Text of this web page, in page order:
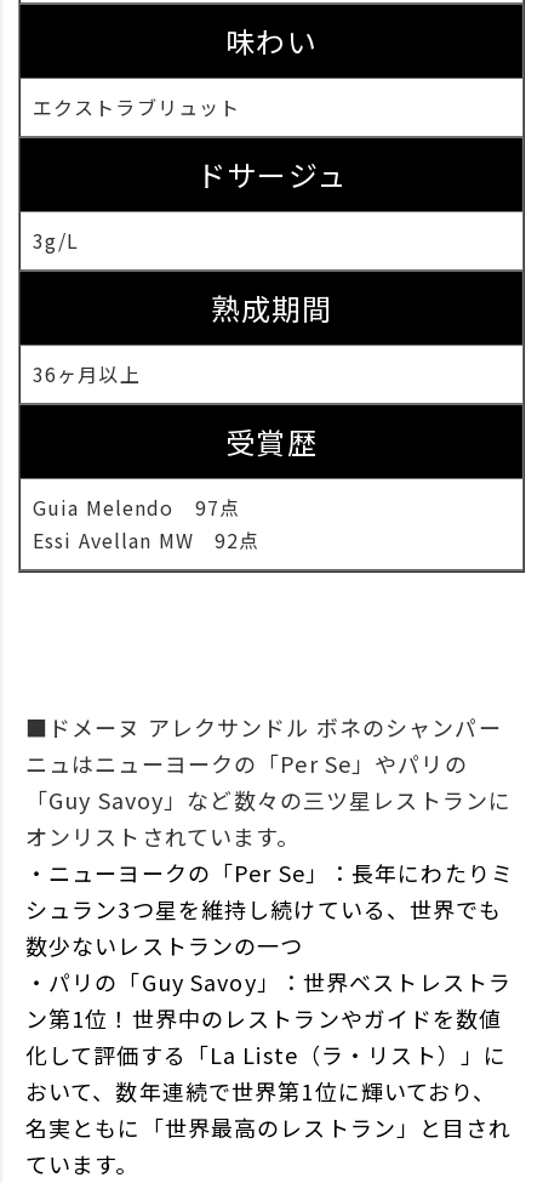
味わい
エクストラブリュット
ドサージュ
3g/L
熟成期間
36ヶ月以上
受賞歴
Guia Melendo 97点
Essi Avellan MW 92点
■ドメーヌ アレクサンドル ボネのシャンパー
ニュはニューヨークの「Per Se」やパリの
「Guy Savoy」など数々の三ツ星レストランに
オンリストされています。
・ニューヨークの「Per Se」：長年にわたりミ
シュラン3つ星を維持し続けている、世界でも
数少ないレストランの一つ
・パリの「Guy Savoy」：世界ベストレストラ
ン第1位！世界中のレストランやガイドを数値
化して評価する「La Liste（ラ・リスト）」に
おいて、数年連続で世界第1位に輝いており、
名実ともに「世界最高のレストラン」と目され
ています。